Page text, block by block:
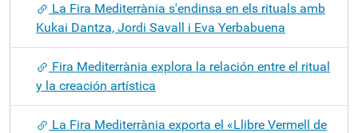
La Fira Mediterrània s'endinsa en els rituals amb
Kukai Dantza, Jordi Savall i Eva Yerbabuena
Fira Mediterrània explora la relación entre el ritual
y la creación artística
La Fira Mediterrània exporta el «Llibre Vermell de